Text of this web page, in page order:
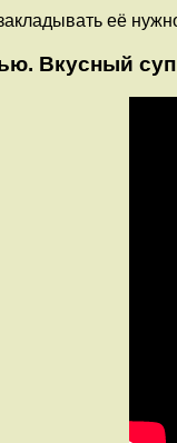
её
Вкусный суп